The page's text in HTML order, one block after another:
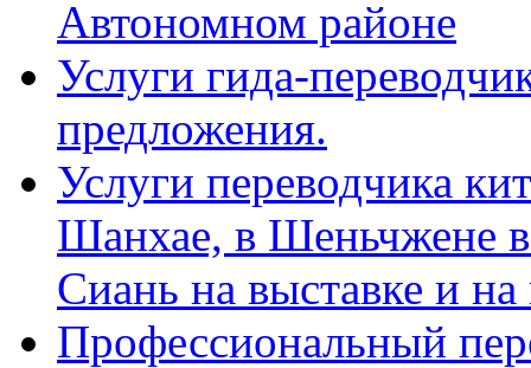
Автономном районе
Услуги гида-
предложения.
Услуги переводчика
Шанхае, в Шеньчжене
Сиань на выставке и
Профессиональный